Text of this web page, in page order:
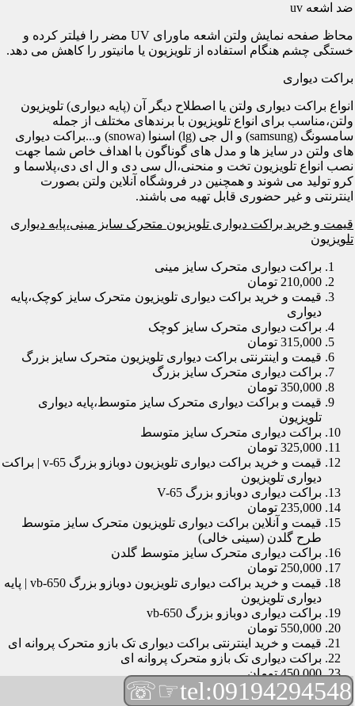
ضد اشعه uv
محاظ صفحه نمایش ولتن اشعه ماورای UV مضر را فیلتر کرده و
خستگی چشم هنگام استفاده از تلویزیون یا مانیتور را کاهش می دهد.
براکت دیواری
انواع براکت دیواری ولتن یا اصطلاح دیگر آن (پایه دیواری) تلویزیون
ولتن،مناسب برای انواع تلویزیون با برندهای مختلف از جمله
سامسونگ (samsung) و ال جی (lg) اسنوا (snowa) و...براکت دیواری
های ولتن در سایز ها و مدل های گوناگون با اهداف خاص شما جهت
نصب انواع تلویزیون تخت و منحنی،ال سی دی و ال ای دی،پلاسما و
کرو تولید می شوند و همچنین در فروشگاه آنلاین ولتن بصورت
اینترنتی و غیر حضوری قابل تهیه می باشند.
قیمت و خرید براکت دیواری تلویزیون متحرک سایز مینی،پایه دیواری
تلویزیون
براکت دیواری متحرک سایز مینی
210,000 تومان
قیمت و خرید براکت دیواری تلویزیون متحرک سایز کوچک،پایه
دیواری
براکت دیواری متحرک سایز کوچک
315,000 تومان
قیمت و اینترنتی براکت دیواری تلویزیون متحرک سایز بزرگ
براکت دیواری متحرک سایز بزرگ
350,000 تومان
قیمت و براکت دیواری متحرک سایز متوسط،پایه دیواری
تلویزیون
براکت دیواری متحرک سایز متوسط
325,000 تومان
قیمت و خرید براکت دیواری تلویزیون دوبازو بزرگ v-65 | براکت
دیواری تلویزیون
براکت دیواری دوبازو بزرگ V-65
235,000 تومان
قیمت و آنلاین براکت دیواری تلویزیون متحرک سایز متوسط
طرح گلدن (سینی خالی)
براکت دیواری متحرک سایز متوسط گلدن
250,000 تومان
قیمت و خرید براکت دیواری تلویزیون دوبازو بزرگ vb-650 | پایه
دیواری تلویزیون
براکت دیواری دوبازو بزرگ vb-650
550,000 تومان
قیمت و خرید اینترنتی براکت دیواری تک بازو متحرک پروانه ای
براکت دیواری تک بازو متحرک پروانه ای
450,000 تومان
قیمت و براکت دیواری تلویزیون مچی | براکت دیواری تلویزیون
tel:09194294548
☞☏